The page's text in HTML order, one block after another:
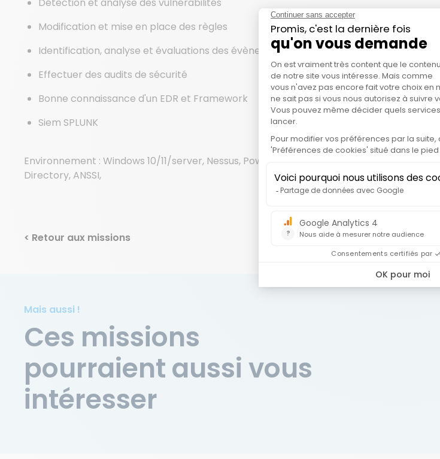
Modification et mise en place des règles
Identification, analyse et évaluations des évènements de sécurité en utilisant Splunk.
Effectuer des audits de sécurité
Bonne connaissance d'un EDR et Framework
Siem SPLUNK
Environnement : Windows 10/11/server, Nessus, PowerShell, Linux, EDR (Kaspersky
Directory, ANSSI,
< Retour aux missions
Mais aussi !
Ces missions
pourraient aussi vous
intéresser